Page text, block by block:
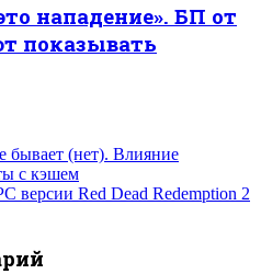
нападение». БП от
показывать
бывает (нет). Влияние
с кэшем
версии Red Dead Redemption 2